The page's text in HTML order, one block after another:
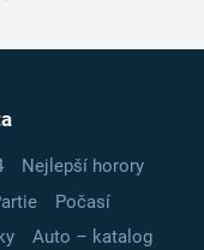
Nejlepší horory
Počasí
Auto – katalog